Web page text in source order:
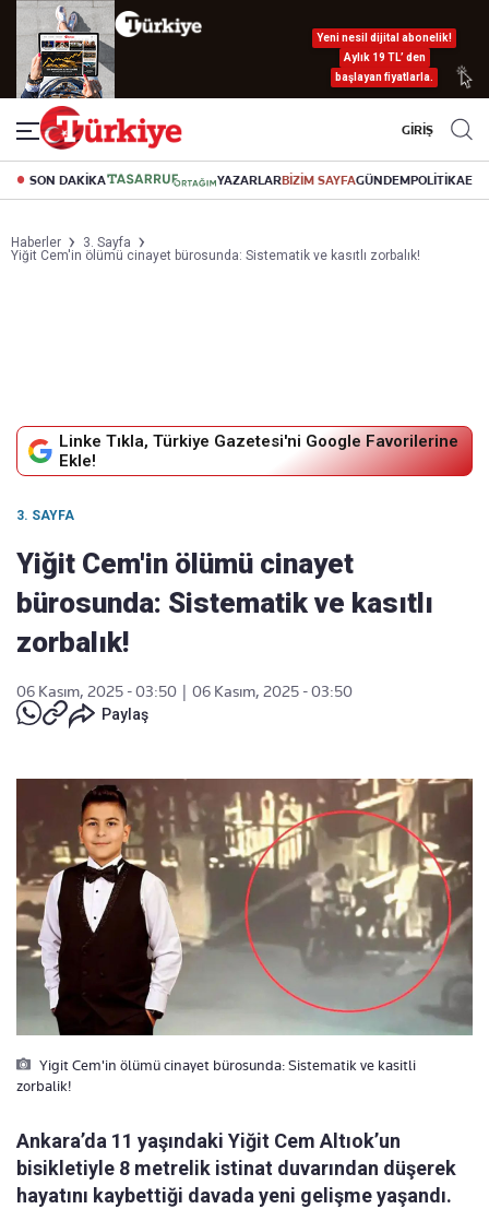
Yeni nesil dijital abonelik!
Aylık 19 TL’ den
başlayan fiyatlarla.
GİRİŞ
SON DAKİKA YAZARLARBİZİM SAYFAGÜNDEMPOLİTİKA
Haberler
3. Sayfa
Yiğit Cem'in ölümü cinayet bürosunda: Sistematik ve kasıtlı zorbalık!
Linke Tıkla, Türkiye Gazetesi'ni Google Favorilerine
Ekle!
3. SAYFA
Yiğit Cem'in ölümü cinayet
bürosunda: Sistematik ve kasıtlı
zorbalık!
06 Kasım, 2025 - 03:50
06 Kasım, 2025 - 03:50
Paylaş
Yigit Cem'in ölümü cinayet bürosunda: Sistematik ve kasitli
zorbalik!
Ankara’da 11 yaşındaki Yiğit Cem Altıok’un
bisikletiyle 8 metrelik istinat duvarından düşerek
hayatını kaybettiği davada yeni gelişme yaşandı.